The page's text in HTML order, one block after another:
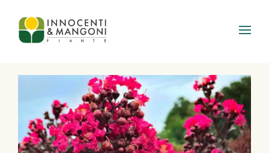
Skip to main content